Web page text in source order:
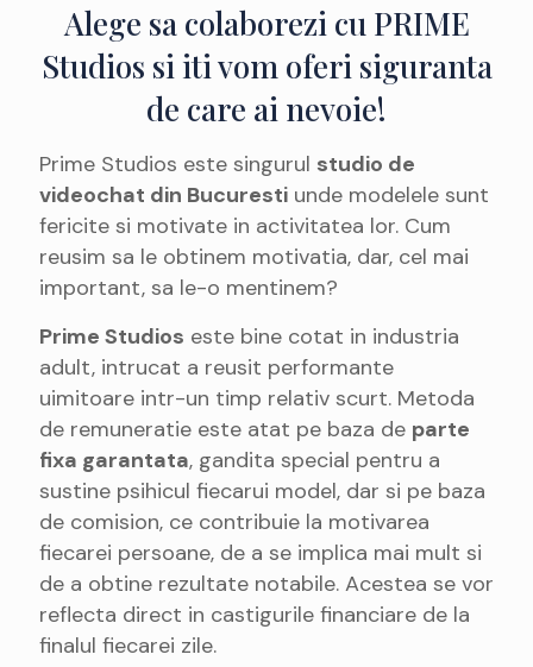
Alege sa colaborezi cu PRIME
Studios si iti vom oferi siguranta
de care ai nevoie!
Prime Studios este singurul studio de
videochat din Bucuresti unde modelele sunt
fericite si motivate in activitatea lor. Cum
reusim sa le obtinem motivatia, dar, cel mai
important, sa le-o mentinem?
Prime Studios este bine cotat in industria
adult, intrucat a reusit performante
uimitoare intr-un timp relativ scurt. Metoda
de remuneratie este atat pe baza de parte
fixa garantata, gandita special pentru a
sustine psihicul fiecarui model, dar si pe baza
de comision, ce contribuie la motivarea
fiecarei persoane, de a se implica mai mult si
de a obtine rezultate notabile. Acestea se vor
reflecta direct in castigurile financiare de la
finalul fiecarei zile.